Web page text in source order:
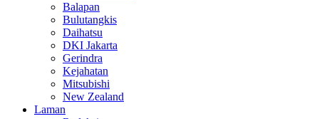
Balapan
Bulutangkis
Daihatsu
DKI Jakarta
Gerindra
Kejahatan
Mitsubishi
New Zealand
Laman